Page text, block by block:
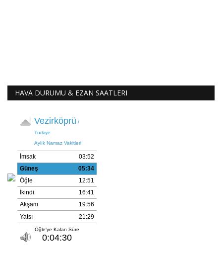
HAVA DURUMU & EZAN SAATLERI